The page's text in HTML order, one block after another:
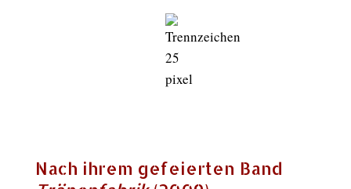
Nach ihrem gefeierten Band